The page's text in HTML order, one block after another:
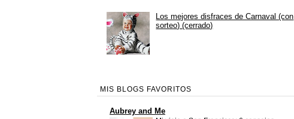
Los mejores disfraces de Carnaval (con
sorteo) (cerrado)
MIS BLOGS FAVORITOS
Aubrey and Me